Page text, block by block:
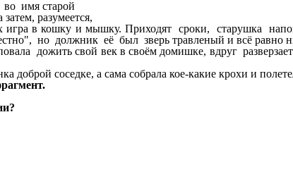
имя старой
разумеется,
игра в кошку и мышку. Приходят сроки, старушка
но должник её был зверь травленый и всё равно
дожить свой век в своём домишке, вдруг
соседке, а сама собрала кое-какие крохи и